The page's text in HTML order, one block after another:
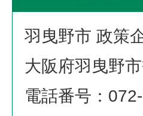
羽曳野市 政策
大阪府羽曳野
電話番号：